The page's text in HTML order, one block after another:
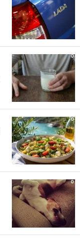
0
0
0